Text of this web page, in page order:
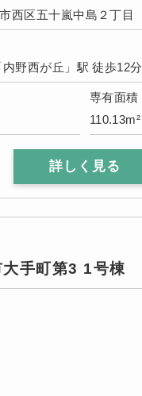
西区五十嵐中島２丁目
野西が丘」駅 徒歩12分
専有面積
110.13m²
詳しく見る
手町第3 1号棟